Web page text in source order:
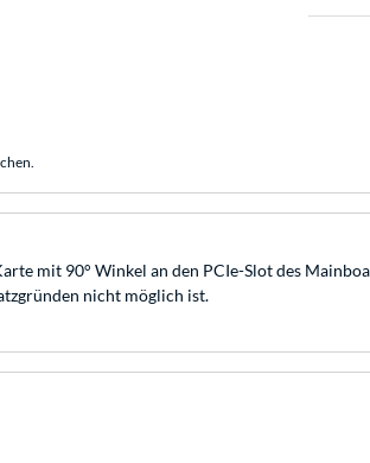
mit 90° Winkel an den PCIe-Slot des
nicht möglich ist.